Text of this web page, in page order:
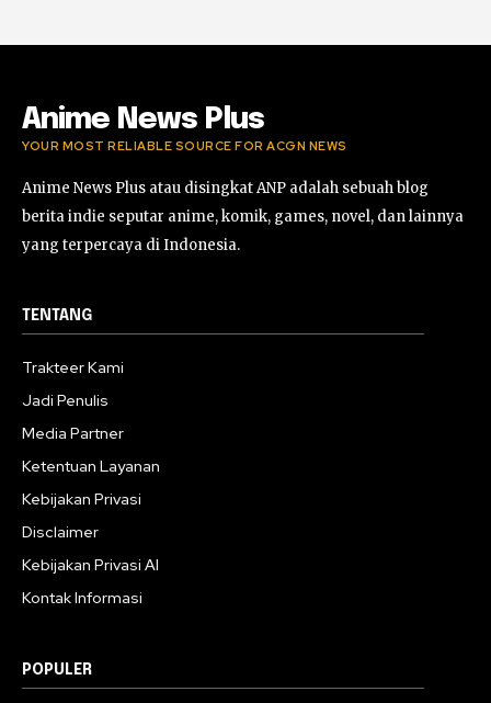
#gaming #horor
Anime News Plus
YOUR MOST RELIABLE SOURCE FOR ACGN NEWS
Anime News Plus atau disingkat ANP adalah sebuah blog
berita indie seputar anime, komik, games, novel, dan lainnya
yang terpercaya di Indonesia.
TENTANG
Trakteer Kami
Jadi Penulis
Media Partner
Ketentuan Layanan
Kebijakan Privasi
Disclaimer
Kebijakan Privasi AI
Kontak Informasi
POPULER